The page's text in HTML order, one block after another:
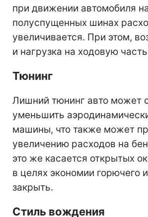
при движении автомобиля
полуспущенных шинах
увеличивается. При этом,
и нагрузка на ходовую
Тюнинг
Лишний тюнинг авто может
уменьшить
машины, что также может
увеличению расходов на
это же касается открытых
в целях экономии горючего
закрыть.
Стиль вождения